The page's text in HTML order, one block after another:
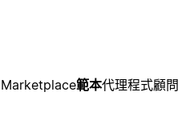
Marketplace範本代理程式顧問